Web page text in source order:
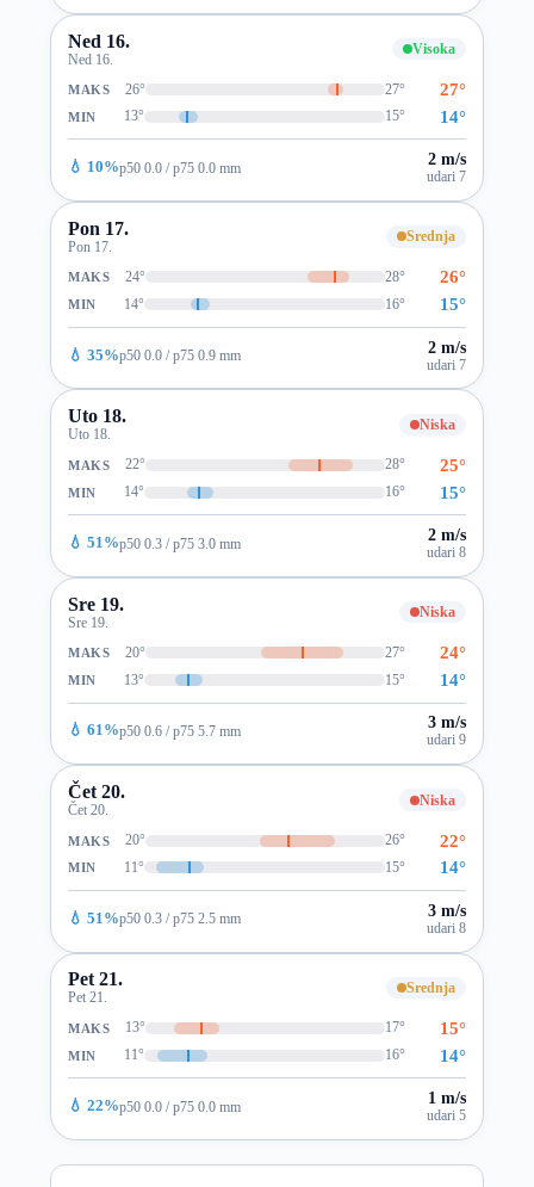
Ned 16.
Ned 16.
Visoka
MAKS 26° 27° 27°
MIN 13° 15° 14°
💧 10%p50 0.0 / p75 0.0 mm 2 m/s
udari 7
Pon 17.
Pon 17.
Srednja
MAKS 24° 28° 26°
MIN 14° 16° 15°
💧 35%p50 0.0 / p75 0.9 mm 2 m/s
udari 7
Uto 18.
Uto 18.
Niska
MAKS 22° 28° 25°
MIN 14° 16° 15°
💧 51%p50 0.3 / p75 3.0 mm 2 m/s
udari 8
Sre 19.
Sre 19.
Niska
MAKS 20° 27° 24°
MIN 13° 15° 14°
💧 61%p50 0.6 / p75 5.7 mm 3 m/s
udari 9
Čet 20.
Čet 20.
Niska
MAKS 20° 26° 22°
MIN 11° 15° 14°
💧 51%p50 0.3 / p75 2.5 mm 3 m/s
udari 8
Pet 21.
Pet 21.
Srednja
MAKS 13° 17° 15°
MIN 11° 16° 14°
💧 22%p50 0.0 / p75 0.0 mm 1 m/s
udari 5